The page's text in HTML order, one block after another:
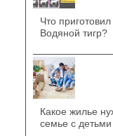
Что
Водяной тигр?
Какое жилье
семье с детьми